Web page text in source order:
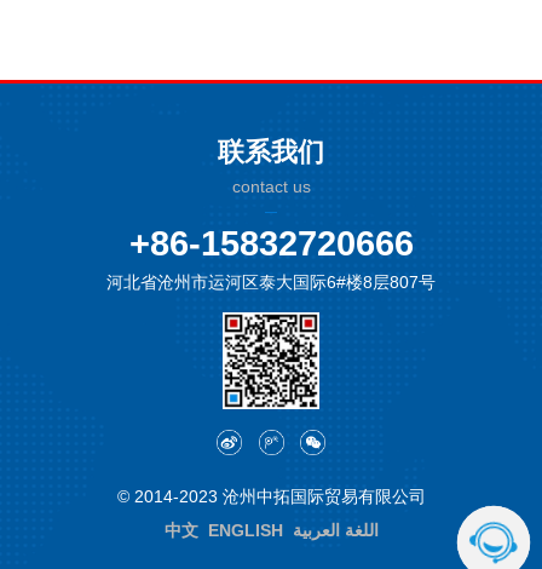
联系我们
contact us
+86-15832720666
河北省沧州市运河区泰大国际6#楼8层807号
© 2014-2023 沧州中拓国际贸易有限公司
中文 ENGLISH اللغة العربية